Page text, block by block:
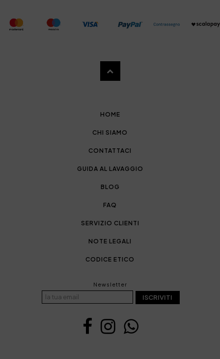
HOME
CHI SIAMO
CONTATTACI
GUIDA AL LAVAGGIO
BLOG
FAQ
SERVIZIO CLIENTI
NOTE LEGALI
CODICE ETICO
Newsletter
ISCRIVITI